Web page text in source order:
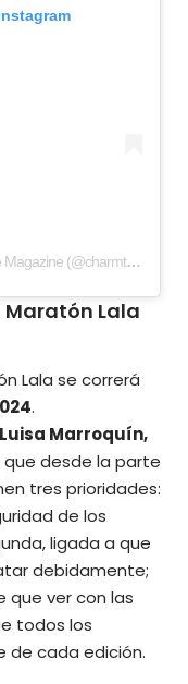
Una publicación compartida por CHARMlife Magazine (@charmtorreon)
Lala
Lala se correrá
.
Marroquín,
que desde la parte
tres prioridades:
de los
ligada a que
debidamente;
que ver con las
todos los
de cada edición.